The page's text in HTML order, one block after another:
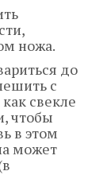
ножа.
до
с
свекле
чтобы
в этом
может